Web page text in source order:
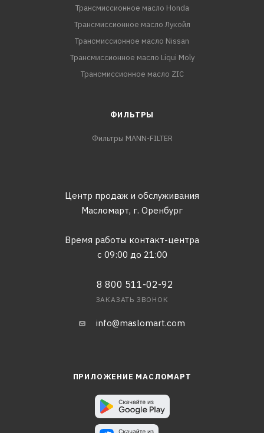
Трансмиссионное масло Honda
Трансмиссионное масло Лукойл
Трансмиссионное масло Nissan
Трансмиссионное масло Liqui Moly
Трансмиссионное масло ZIC
ФИЛЬТРЫ
Фильтры MANN-FILTER
Центр продаж и обслуживания
Масломарт, г. Оренбург
Время работы контакт-центра
с 09:00 до 21:00
8 800 511-02-92
ЗАКАЗАТЬ ЗВОНОК
info@maslomart.com
ПРИЛОЖЕНИЕ МАСЛОМАРТ